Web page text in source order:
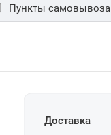
Пункты самовывоза
Доставка